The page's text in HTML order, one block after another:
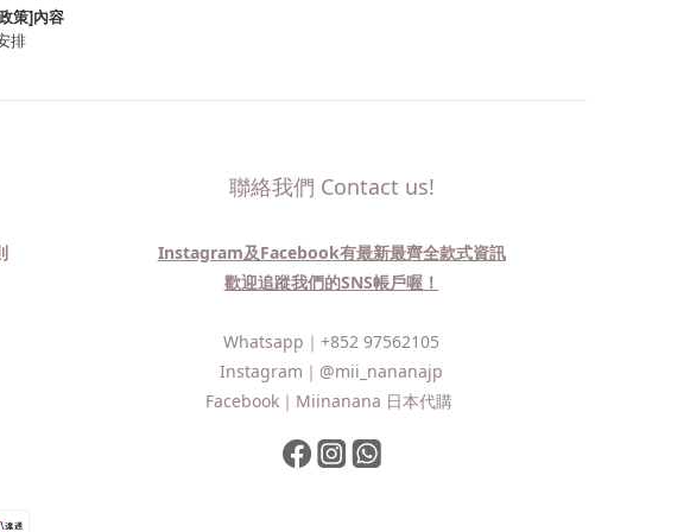
策]內容
排
聯絡我們 Contact us!
Instagram及Facebook有最新最齊全款式資訊
歡迎追蹤我們的SNS帳戶喔！
Whatsapp｜ +852 97562105
Instagram｜ @mii_nananajp
Facebook｜ Miinanana 日本代購